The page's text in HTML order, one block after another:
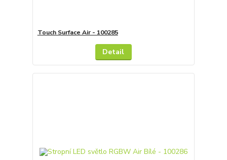
Touch Surface Air - 100285
Detail